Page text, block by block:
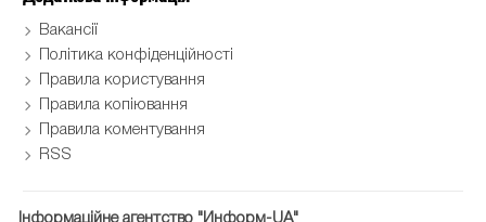
Вакансії
Політика конфіденційності
Правила користування
Правила копіювання
Правила коментування
RSS